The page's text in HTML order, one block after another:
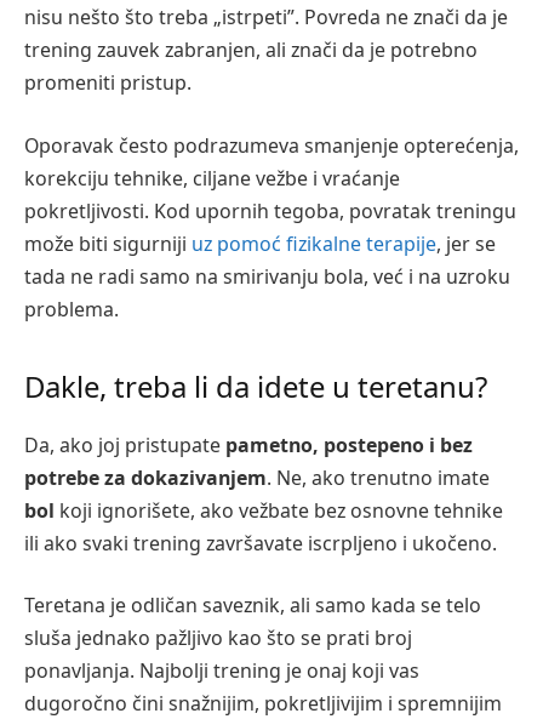
nisu nešto što treba „istrpeti”. Povreda ne znači da je
trening zauvek zabranjen, ali znači da je potrebno
promeniti pristup.
Oporavak često podrazumeva smanjenje opterećenja,
korekciju tehnike, ciljane vežbe i vraćanje
pokretljivosti. Kod upornih tegoba, povratak treningu
može biti sigurniji uz pomoć fizikalne terapije, jer se
tada ne radi samo na smirivanju bola, već i na uzroku
problema.
Dakle, treba li da idete u teretanu?
Da, ako joj pristupate pametno, postepeno i bez
potrebe za dokazivanjem. Ne, ako trenutno imate
bol koji ignorišete, ako vežbate bez osnovne tehnike
ili ako svaki trening završavate iscrpljeno i ukočeno.
Teretana je odličan saveznik, ali samo kada se telo
sluša jednako pažljivo kao što se prati broj
ponavljanja. Najbolji trening je onaj koji vas
dugoročno čini snažnijim, pokretljivijim i spremnijim